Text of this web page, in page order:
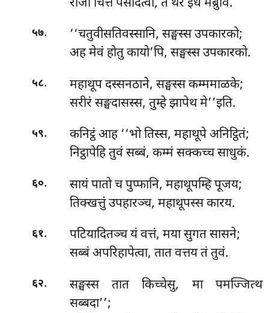
५७.
‘‘चतुवीसतिवस्सानि, सङ्घस्स उपकारको;
अह मेवं होतु कायो’पि, सङ्घस्स उपकारको.
५८.
महाथूप दस्सनठाने, सङ्घस्स कम्ममाळके;
सरीरं सङ्घदासस्स, तुम्हे झापेथ मे’’इति.
५९.
कनिट्ठं आह ‘‘भो तिस्स, महाथूपे अनिट्ठितं;
निट्ठापेहि तुवं सब्बं, कम्मं सक्कच्च साधुकं.
६०.
सायं पातो च पुप्फानि, महाथूपम्हि पूजय;
तिक्खत्तुं उपहारञ्च, महाथूपस्स कारय.
६१.
पटियादितञ्च यं वत्तं, मया सुगत सासने;
सब्बं अपरिहापेत्वा, तात वत्तय तं तुवं.
६२.
सङ्घस्स तात किच्चेसु, मा पमज्जित्थ
सब्बदा’’;